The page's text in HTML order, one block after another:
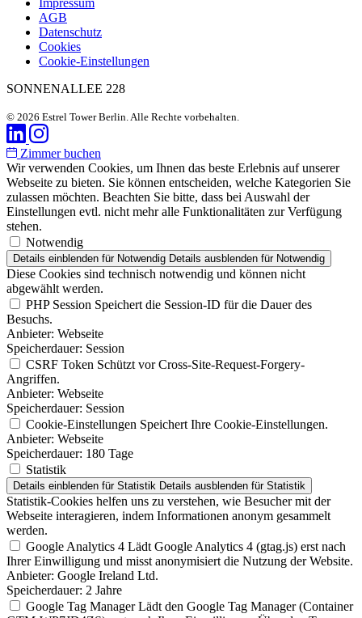
Impressum
AGB
Datenschutz
Cookies
Cookie-Einstellungen
SONNENALLEE 228
© 2026 Estrel Tower Berlin. Alle Rechte vorbehalten.
Zimmer buchen
Wir verwenden Cookies, um Ihnen das beste Erlebnis auf unserer
Webseite zu bieten. Sie können entscheiden, welche Kategorien Sie
zulassen möchten. Beachten Sie bitte, dass bei Auswahl der
Einstellungen evtl. nicht mehr alle Funktionalitäten zur Verfügung
stehen.
Notwendig
Details einblenden für Notwendig Details ausblenden für Notwendig
Diese Cookies sind technisch notwendig und können nicht
abgewählt werden.
PHP Session Speichert die Session-ID für die Dauer des
Besuchs.
Anbieter: Webseite
Speicherdauer: Session
CSRF Token Schützt vor Cross-Site-Request-Forgery-
Angriffen.
Anbieter: Webseite
Speicherdauer: Session
Cookie-Einstellungen Speichert Ihre Cookie-Einstellungen.
Anbieter: Webseite
Speicherdauer: 180 Tage
Statistik
Details einblenden für Statistik Details ausblenden für Statistik
Statistik-Cookies helfen uns zu verstehen, wie Besucher mit der
Webseite interagieren, indem Informationen anonym gesammelt
werden.
Google Analytics 4 Lädt Google Analytics 4 (gtag.js) erst nach
Ihrer Einwilligung und misst anonymisiert die Nutzung der Website.
Anbieter: Google Ireland Ltd.
Speicherdauer: 2 Jahre
Google Tag ManagerLädt den Google Tag Manager (Container